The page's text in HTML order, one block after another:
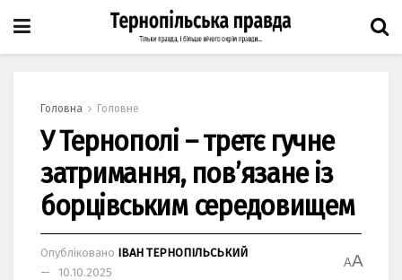
Головна Головне
У Тернополі – третє гучне
затримання, пов’язане із
борцівським середовищем
Опубліковано ІВАН ТЕРНОПІЛЬСЬКИЙ
10.10.2025
AA